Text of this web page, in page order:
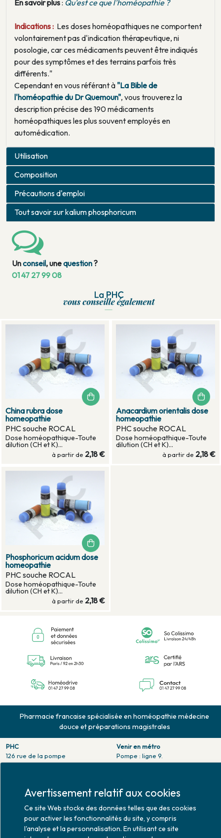
En savoir plus: Qu'est ce que l'homéopathie ?
Indications : Les doses homéopathiques ne comportent
volontairement pas d'indication thérapeutique, ni
posologie, car ces médicaments peuvent être indiqués
pour des symptômes et des terrains parfois très
différents."
Cependant en vous référant à "La Bible de
l'homéopathie du Dr Quemoun", vous trouverez la
description précise des 190 médicaments
homéopathiques les plus souvent employés en
automédication.
Utilisation
Composition
Précautions d'emploi
Tout savoir sur kalium phosphoricum
Unconseil, unequestion?
01 47 27 99 08
China rubra dose
homeopathie
PHC souche ROCAL
Dose homéopathique-Toute
dilution (CH et K)...
à partir de 2,18 €
Anacardium orientalis dose
homeopathie
PHC souche ROCAL
Dose homéopathique-Toute
dilution (CH et K)...
à partir de 2,18 €
Phosphoricum acidum dose
homeopathie
PHC souche ROCAL
Dose homéopathique-Toute
dilution (CH et K)...
à partir de 2,18 €
Pharmacie francaise spécialisée en homéopathie médecine
douce et préparations magistrales
PHC
126 rue de la pompe
75116 PARIS
Lundi : 10h30 - 20h00
Mardi au vendredi : 9h00 -
Venir en métro
Pompe : ligne 9.
Trocadero : ligne 6/9.
Venir en bus
Avertissement relatif aux cookies
Ce site Web stocke des données telles que des cookies
pour activer les fonctionnalités du site, y compris
l'analyse et la personnalisation. En utilisant ce site